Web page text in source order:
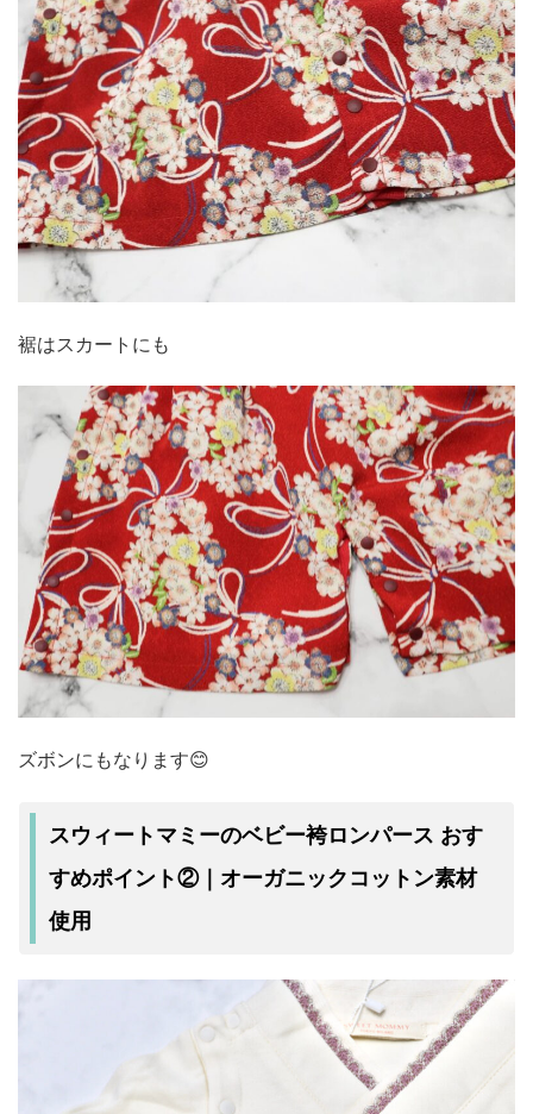
裾はスカートにも
ズボンにもなります😊
スウィートマミーのベビー袴ロンパース おす
すめポイント②｜オーガニックコットン素材
使用